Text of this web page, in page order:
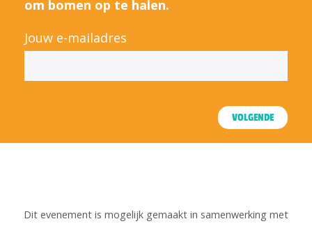
om bomen op te halen.
Jouw e-mailadres
VOLGENDE
Dit evenement is mogelijk gemaakt in samenwerking met